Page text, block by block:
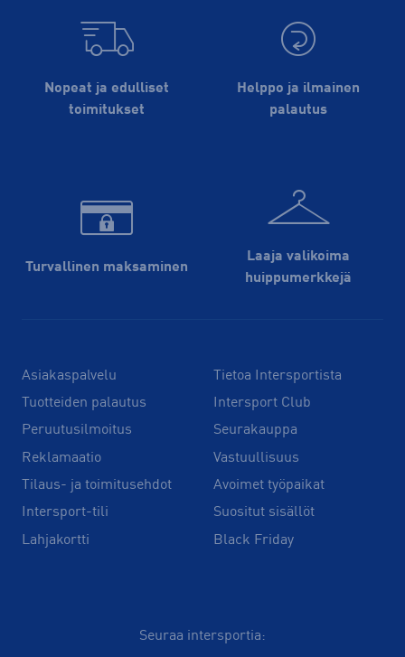
Nopeat ja edulliset
toimitukset
Helppo ja ilmainen
palautus
Turvallinen maksaminen
Laaja valikoima
huippu­merkkejä
Asiakaspalvelu
Tuotteiden palautus
Peruutusilmoitus
Reklamaatio
Tilaus- ja toimitusehdot
Intersport-tili
Lahjakortti
Tietoa Intersportista
Intersport Club
Seurakauppa
Vastuullisuus
Avoimet työpaikat
Suositut sisällöt
Black Friday
Seuraa intersportia: